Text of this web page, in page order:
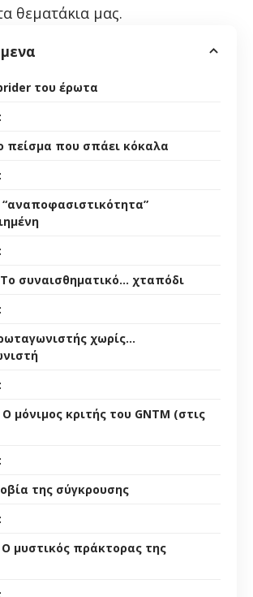
θεματάκια μας.
του έρωτα
πείσμα που σπάει κόκαλα
“αναποφασιστικότητα”
συναισθηματικό… χταπόδι
χωρίς…
μόνιμος κριτής του GNTM (στις
της σύγκρουσης
μυστικός πράκτορας της